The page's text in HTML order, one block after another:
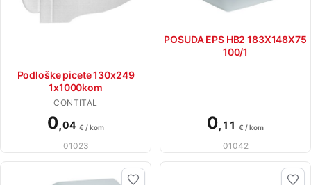
Podloške picete 130x249
1x1000kom
CONTITAL
0,04 € / kom
01023
POSUDA EPS HB2 183X148X75
100/1
0, 11 € / kom
01042